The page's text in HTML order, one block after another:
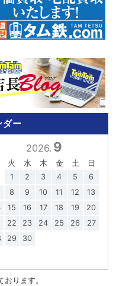
ダー
2026. 9
火 水 木 金 土
日
1
2 3 4 5
6
8 9 10 11 12
13
15 16 17 18 19
20
22 23 24 25 26
27
29 30
ります。